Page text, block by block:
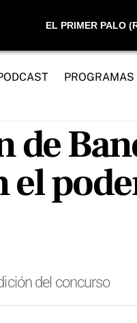
EL PRIMER PALO
PROGRAMAS
de
del concurso